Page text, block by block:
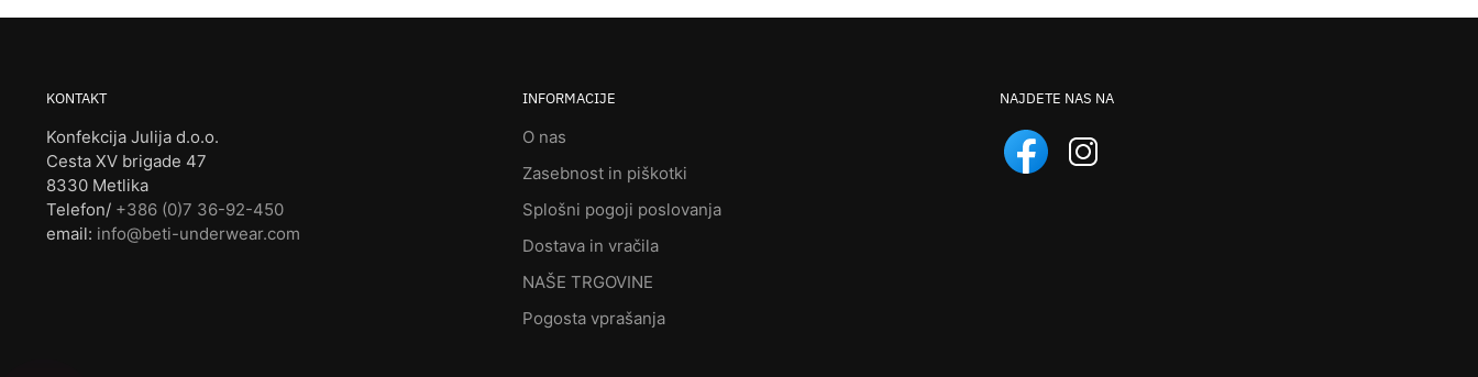
KONTAKT
Konfekcija Julija d.o.o.
Cesta XV brigade 47
8330 Metlika
Telefon/ +386 (0)7 36-92-450
email: info@beti-underwear.com
INFORMACIJE
O nas
Zasebnost in piškotki
Splošni pogoji poslovanja
Dostava in vračila
NAŠE TRGOVINE
Pogosta vprašanja
NAJDETE NAS NA